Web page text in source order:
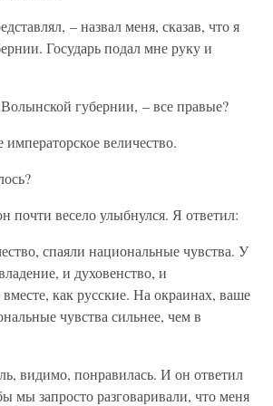
– назвал меня, сказав, что я
Государь подал мне руку и
губернии, – все правые?
величество.
почти весело улыбнулся. Я ответил:
спаяли национальные чувства. У
и духовенство, и
как русские. На окраинах, ваше
чувства сильнее, чем в
видимо, понравилась. И он ответил
мы запросто разговаривали, что меня